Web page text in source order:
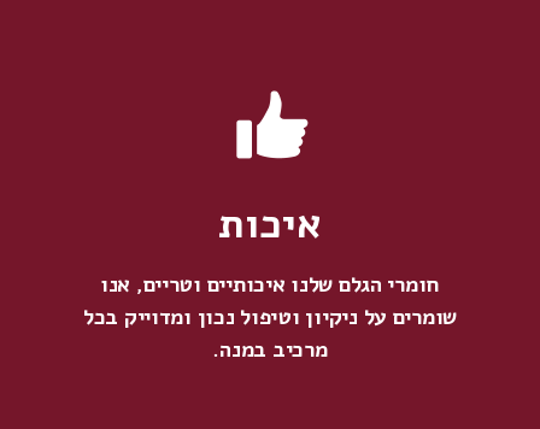
איכות
חומרי הגלם שלנו איכותיים וטריים, אנו
שומרים על ניקיון וטיפול נכון ומדוייק בכל
מרכיב במנה.